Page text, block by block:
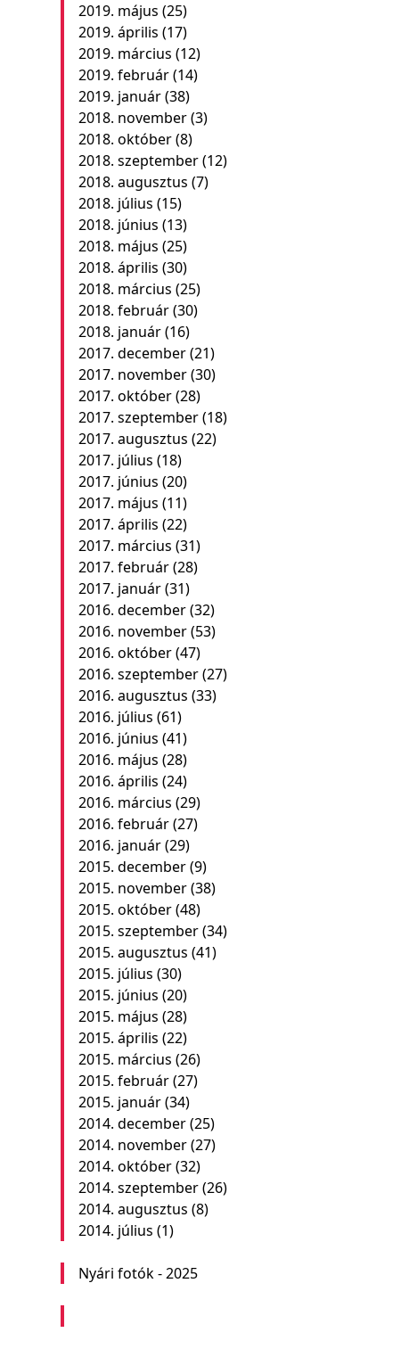
2019. május (25)
2019. április (17)
2019. március (12)
2019. február(14)
2019. január(38)
2018. november(3)
2018. október(8)
2018. szeptember(12)
2018. augusztus (7)
2018. július (15)
2018. június (13)
2018. május (25)
2018. április (30)
2018. március (25)
2018. február(30)
2018. január(16)
2017. december(21)
2017. november(30)
2017. október(28)
2017. szeptember(18)
2017. augusztus (22)
2017. július (18)
2017. június (20)
2017. május (11)
2017. április (22)
2017. március (31)
2017. február(28)
2017. január(31)
2016. december(32)
2016. november(53)
2016. október(47)
2016. szeptember(27)
2016. augusztus (33)
2016. július (61)
2016. június (41)
2016. május (28)
2016. április (24)
2016. március (29)
2016. február(27)
2016. január(29)
2015. december(9)
2015. november(38)
2015. október(48)
2015. szeptember(34)
2015. augusztus (41)
2015. július (30)
2015. június (20)
2015. május (28)
2015. április (22)
2015. március (26)
2015. február(27)
2015. január(34)
2014. december(25)
2014. november(27)
2014. október(32)
2014. szeptember(26)
2014. augusztus (8)
2014. július (1)
Nyári fotók - 2025